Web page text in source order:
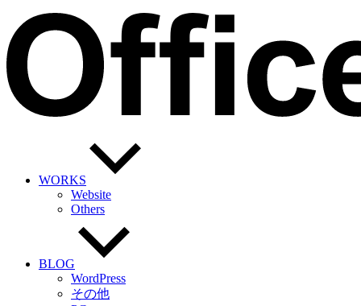
WORKS
Website
Others
BLOG
WordPress
その他